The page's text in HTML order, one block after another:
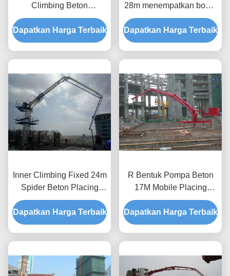
Climbing Beton
Penempatan Boom
Dengan Remote Control
Dapatkan Harga Terbaik
28m menempatkan boom
secara otomatis untuk
bangunan
Dapatkan Harga Terbaik
Inner Climbing Fixed 24m
Spider Beton Placing
Boom Untuk Menara
Konstruksi
Dapatkan Harga Terbaik
R Bentuk Pompa Beton
17M Mobile Placing
Boom Sertifikasi CE
Dapatkan Harga Terbaik